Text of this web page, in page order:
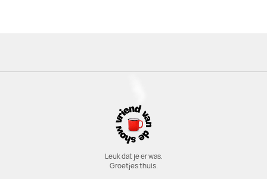
Leuk dat je er was.
Groetjes thuis.